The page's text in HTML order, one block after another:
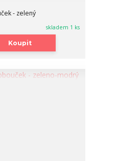
- zelený
skladem 1 ks
Koupit